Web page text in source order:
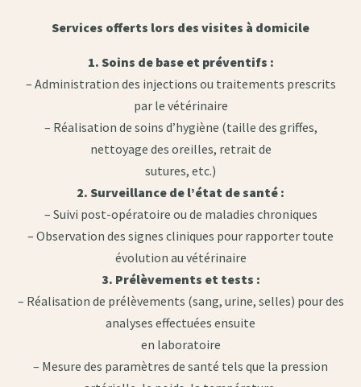
Services offerts lors des visites à domicile
1. Soins de base et préventifs :
– Administration des injections ou traitements prescrits
par le vétérinaire
– Réalisation de soins d’hygiène (taille des griffes,
nettoyage des oreilles, retrait de
sutures, etc.)
2. Surveillance de l’état de santé :
– Suivi post-opératoire ou de maladies chroniques
– Observation des signes cliniques pour rapporter toute
évolution au vétérinaire
3. Prélèvements et tests :
– Réalisation de prélèvements (sang, urine, selles) pour des
analyses effectuées ensuite
en laboratoire
– Mesure des paramètres de santé tels que la pression